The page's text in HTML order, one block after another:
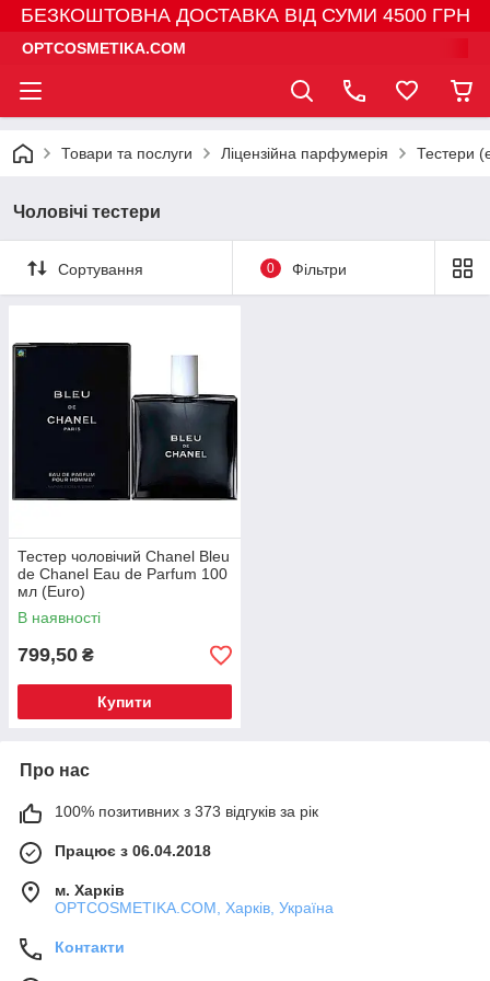
БЕЗКОШТОВНА ДОСТАВКА ВІД СУМИ 4500 ГРН
OPTCOSMETIKA.COM
Товари та послуги Ліцензійна парфумерія Тестери
Чоловічі тестери
Сортування 0 Фільтри
Тестер чоловічий Chanel Bleu
de Chanel Eau de Parfum 100
мл (Euro)
В наявності
799,50 ₴
Купити
Про нас
100% позитивних з 373 відгуків за рік
Працює з 06.04.2018
м. Харків
OPTCOSMETIKA.COM, Харків, Україна
Контакти